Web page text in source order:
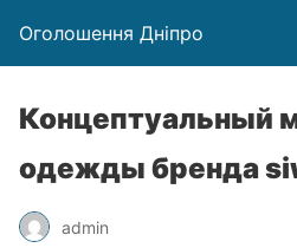
Оголошення Дніпро
Концептуальный
одежды бренда
admin